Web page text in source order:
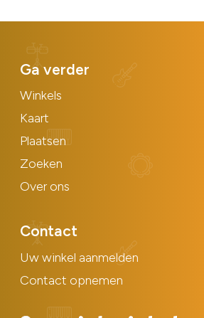
Ga verder
Winkels
Kaart
Plaatsen
Zoeken
Over ons
Contact
Uw winkel aanmelden
Contact opnemen